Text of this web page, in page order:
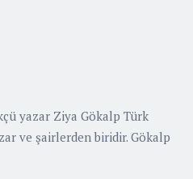
yazar Ziya Gökalp Türk
ve şairlerden biridir. Gökalp